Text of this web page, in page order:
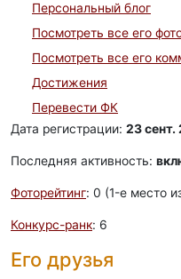
Персональный блог
Посмотреть все его
Посмотреть все его
Достижения
Перевести ФК
Дата регистрации: 23 сент.
Последняя активность:
Фоторейтинг: 0 (1-e место
Конкурс-ранк: 6
Его друзья